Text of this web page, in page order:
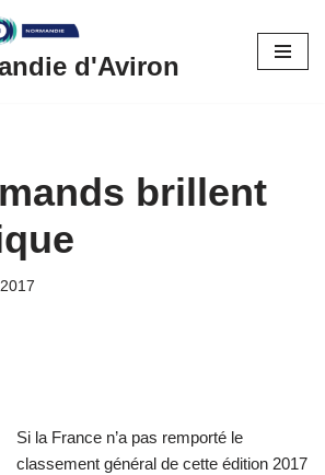
d'Aviron
brillent
Si la France n’a pas remporté le
classement général de cette édition 2017